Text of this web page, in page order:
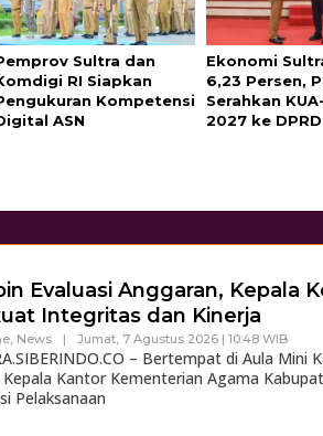
Sultra dan
RI Siapkan
Kompetensi
ASN
Ekonomi
6,23 Persen,
Serahkan
2027 ke DPRD
Evaluasi Anggaran, Kepala
Integritas dan Kinerja
, News | Jumat, 7 Agustus 2026 | 10:48 WIB
– Bertempat di Aula
Kantor Kementerian Agama
Pelaksanaan